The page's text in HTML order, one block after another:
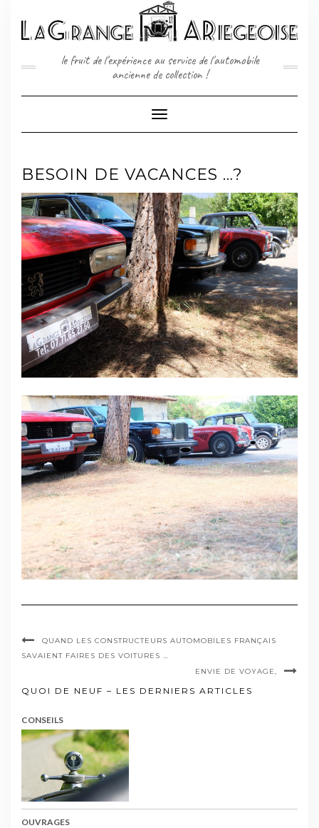
content
le fruit de l'expérience au service de l'automobile
ancienne de collection !
Toggle
Navigation
BESOIN DE VACANCES …?
QUAND LES CONSTRUCTEURS AUTOMOBILES FRANÇAIS
SAVAIENT FAIRES DES VOITURES …
ENVIE DE VOYAGE,
QUOI DE NEUF – LES DERNIERS ARTICLES
CONSEILS
OUVRAGES